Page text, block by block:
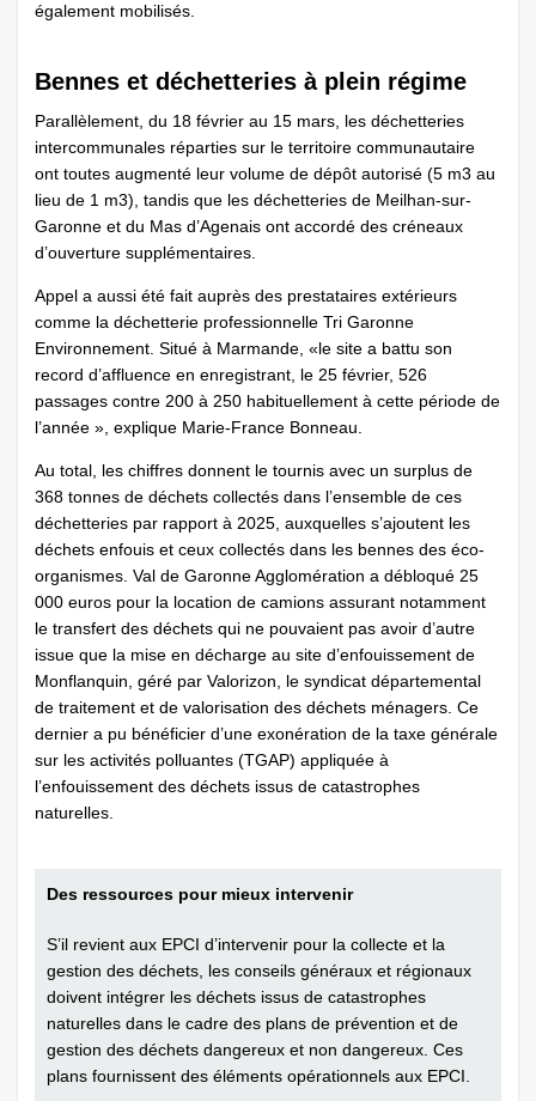
également mobilisés.
Bennes et déchetteries à plein régime
Parallèlement, du 18 février au 15 mars, les déchetteries
intercommunales réparties sur le territoire communautaire
ont toutes augmenté leur volume de dépôt autorisé (5 m3 au
lieu de 1 m3), tandis que les déchetteries de Meilhan-sur-
Garonne et du Mas d’Agenais ont accordé des créneaux
d’ouverture supplémentaires.
Appel a aussi été fait auprès des prestataires extérieurs
comme la déchetterie professionnelle Tri Garonne
Environnement. Situé à ­Marmande, «le site a battu son
record d’affluence en enregistrant, le 25 février, 526
passages contre 200 à 250 habituellement à cette période de
l’année », explique Marie-France Bonneau.
Au total, les chiffres donnent le tournis avec un surplus de
368 tonnes de déchets collectés dans l’ensemble de ces
déchetteries par rapport à 2025, auxquelles s’ajoutent les
déchets enfouis et ceux collectés dans les bennes des éco-
organismes. Val de Garonne Agglomération a débloqué 25
000 euros pour la location de camions assurant notamment
le transfert des déchets qui ne pouvaient pas avoir d’autre
issue que la mise en décharge au site d’enfouissement de
Monflanquin, géré par ­Valorizon, le syndicat départemental
de traitement et de valorisation des déchets ménagers. Ce
dernier a pu bénéficier d’une exonération de la taxe générale
sur les activités polluantes (TGAP) appliquée à
l’enfouissement des déchets issus de catastrophes
naturelles.
Des ressources pour mieux intervenir
S’il revient aux EPCI d’intervenir pour la collecte et la
gestion des déchets, les conseils généraux et régionaux
doivent intégrer les déchets issus de catastrophes
naturelles dans le cadre des plans de prévention et de
gestion des déchets dangereux et non dangereux. Ces
plans fournissent des éléments opérationnels aux EPCI.